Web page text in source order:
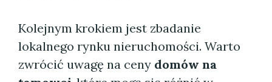
Kolejnym krokiem jest zbadanie
lokalnego rynku nieruchomości. Warto
zwrócić uwagę na ceny domów na